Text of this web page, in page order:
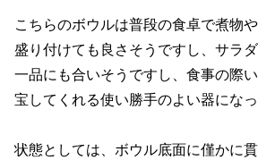
こちらのボウルは普段の食卓で煮物
盛り付けても良さそうですし、サラ
一品にも合いそうですし、食事の際
宝してくれる使い勝手のよい器になっ
状態としては、ボウル底面に僅かに